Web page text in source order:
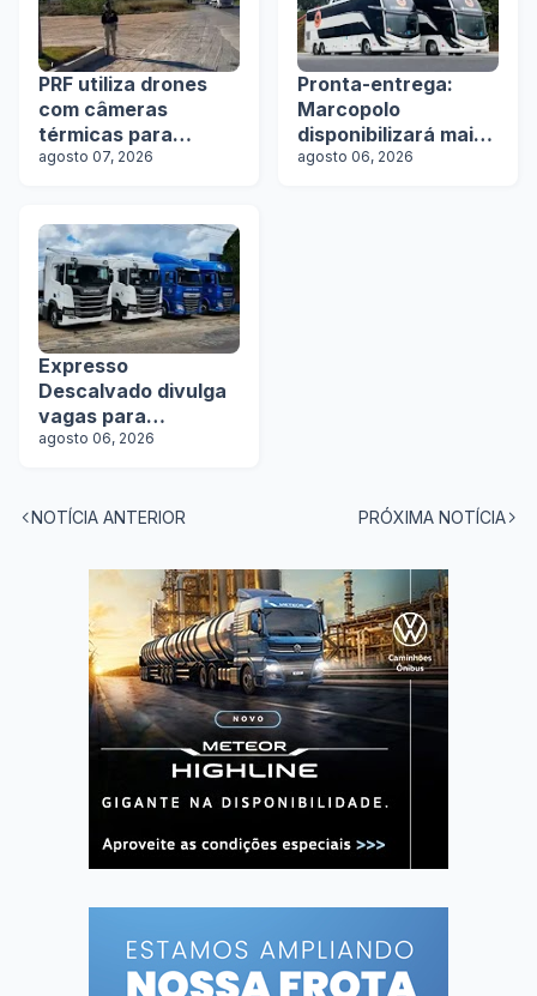
PRF utiliza drones
com câmeras
térmicas para
fiscalizar freios de
agosto 07, 2026
Pronta-entrega:
Marcopolo
disponibilizará mais
de 100 ônibus para
agosto 06, 2026
Expresso
Descalvado divulga
vagas para
motoristas
agosto 06, 2026
NOTÍCIA ANTERIOR PRÓXIMA NOTÍCIA